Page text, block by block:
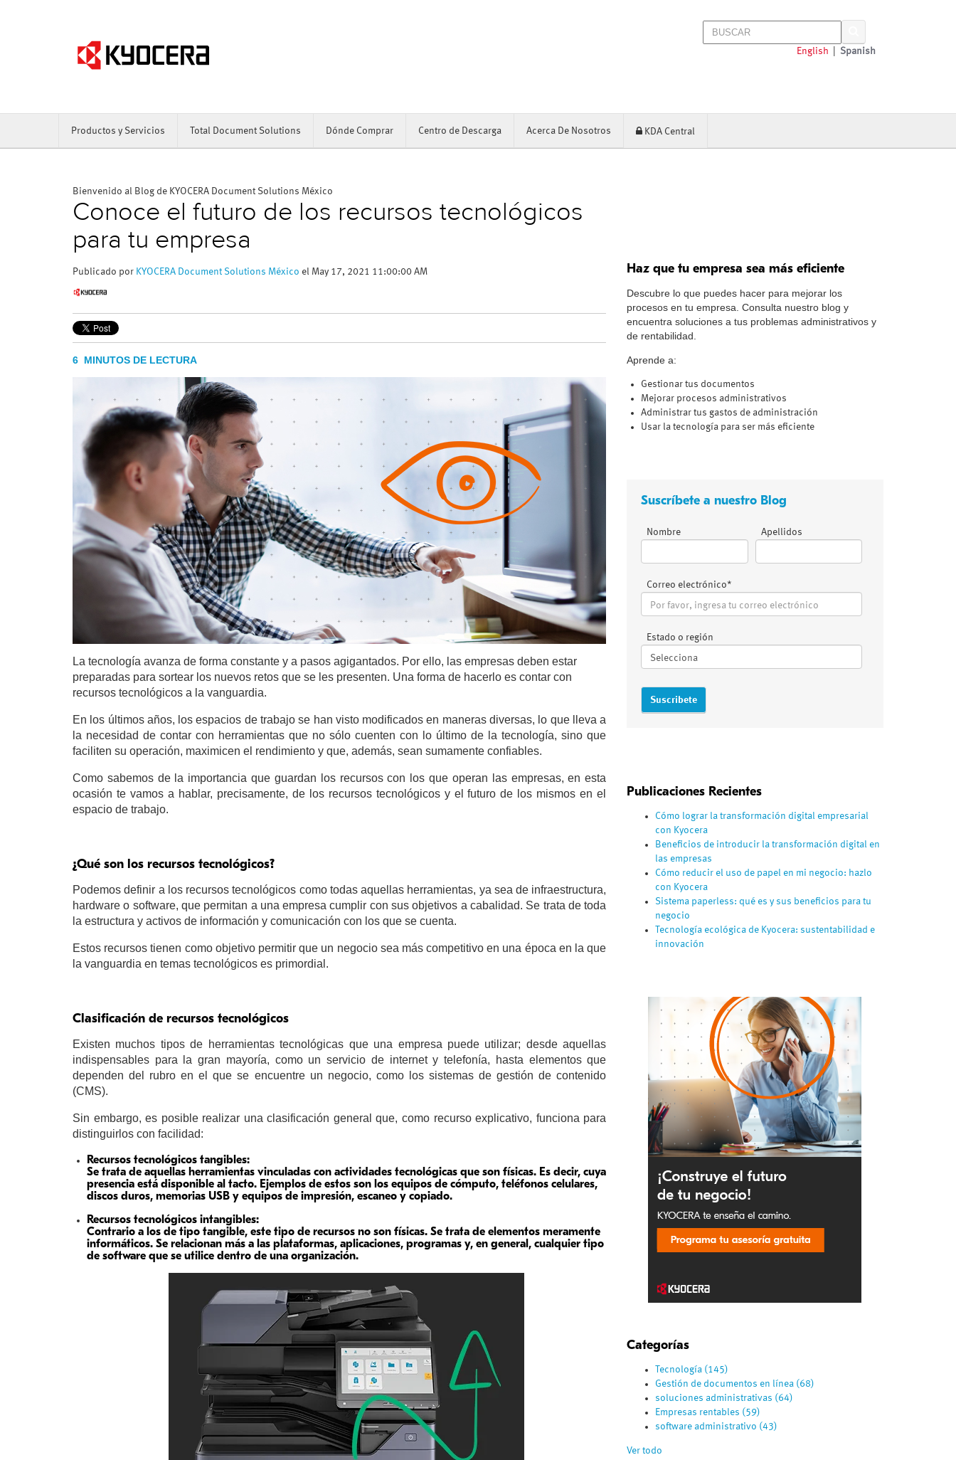
English Spanish
Productos y Servicios Total Document Solutions Dónde Comprar Centro de Descarga Acerca De Nosotros KDA Central
Bienvenido al Blog de KYOCERA Document Solutions México
Conoce el futuro de los recursos tecnológicos
para tu empresa
Publicado por KYOCERA Document Solutions México el May 17, 2021 11:00:00 AM
6 MINUTOS DE LECTURA
La tecnología avanza de forma constante y a pasos agigantados. Por ello, las empresas deben estar
preparadas para sortear los nuevos retos que se les presenten. Una forma de hacerlo es contar con
recursos tecnológicos a la vanguardia.
En los últimos años, los espacios de trabajo se han visto modificados en maneras diversas, lo que lleva a
la necesidad de contar con herramientas que no sólo cuenten con lo último de la tecnología, sino que
faciliten su operación, maximicen el rendimiento y que, además, sean sumamente confiables.
Como sabemos de la importancia que guardan los recursos con los que operan las empresas, en esta
ocasión te vamos a hablar, precisamente, de los recursos tecnológicos y el futuro de los mismos en el
espacio de trabajo.
¿Qué son los recursos tecnológicos?
Podemos definir a los recursos tecnológicos como todas aquellas herramientas, ya sea de infraestructura,
hardware o software, que permitan a una empresa cumplir con sus objetivos a cabalidad. Se trata de toda
la estructura y activos de información y comunicación con los que se cuenta.
Estos recursos tienen como objetivo permitir que un negocio sea más competitivo en una época en la que
la vanguardia en temas tecnológicos es primordial.
Clasificación de recursos tecnológicos
Existen muchos tipos de herramientas tecnológicas que una empresa puede utilizar; desde aquellas
indispensables para la gran mayoría, como un servicio de internet y telefonía, hasta elementos que
dependen del rubro en el que se encuentre un negocio, como los sistemas de gestión de contenido
(CMS).
Sin embargo, es posible realizar una clasificación general que, como recurso explicativo, funciona para
distinguirlos con facilidad:
Recursos tecnológicos tangibles:
Se trata de aquellas herramientas vinculadas con actividades tecnológicas que son físicas. Es decir, cuya
presencia está disponible al tacto. Ejemplos de estos son los equipos de cómputo, teléfonos celulares,
discos duros, memorias USB y equipos de impresión, escaneo y copiado.
Recursos tecnológicos intangibles:
Contrario a los de tipo tangible, este tipo de recursos no son físicas. Se trata de elementos meramente
informáticos. Se relacionan más a las plataformas, aplicaciones, programas y, en general, cualquier tipo
de software que se utilice dentro de una organización.
Haz que tu empresa sea más eficiente
Descubre lo que puedes hacer para mejorar los
procesos en tu empresa. Consulta nuestro blog y
encuentra soluciones a tus problemas administrativos y
de rentabilidad.
Aprende a:
Gestionar tus documentos
Mejorar procesos administrativos
Administrar tus gastos de administración
Usar la tecnología para ser más eficiente
Suscríbete a nuestro Blog
Nombre Apellidos
Correo electrónico*
Estado o región
Publicaciones Recientes
Cómo lograr la transformación digital empresarial
con Kyocera
Beneficios de introducir la transformación digital en
las empresas
Cómo reducir el uso de papel en mi negocio: hazlo
con Kyocera
Sistema paperless: qué es y sus beneficios para tu
negocio
Tecnología ecológica de Kyocera: sustentabilidad e
innovación
Categorías
Tecnología (145)
Gestión de documentos en línea (68)
soluciones administrativas (64)
Empresas rentables (59)
software administrativo (43)
Ver todo